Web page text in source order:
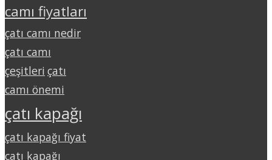
camı fiyatları
çatı camı nedir
çatı camı
çeşitleri çatı
camı önemi
çatı kapağı
çatı kapağı fiyat
çatı kapağı